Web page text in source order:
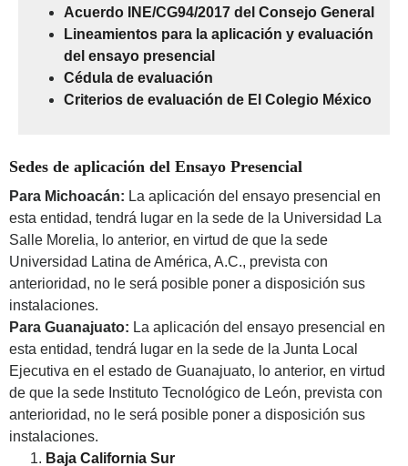
Acuerdo INE/CG94/2017 del Consejo General
Lineamientos para la aplicación y evaluación
del ensayo presencial
Cédula de evaluación
Criterios de evaluación de El Colegio México
Sedes de aplicación del Ensayo Presencial
Para Michoacán: La aplicación del ensayo presencial en
esta entidad, tendrá lugar en la sede de la Universidad La
Salle Morelia, lo anterior, en virtud de que la sede
Universidad Latina de América, A.C., prevista con
anterioridad, no le será posible poner a disposición sus
instalaciones.
Para Guanajuato: La aplicación del ensayo presencial en
esta entidad, tendrá lugar en la sede de la Junta Local
Ejecutiva en el estado de Guanajuato, lo anterior, en virtud
de que la sede Instituto Tecnológico de León, prevista con
anterioridad, no le será posible poner a disposición sus
instalaciones.
Baja California Sur